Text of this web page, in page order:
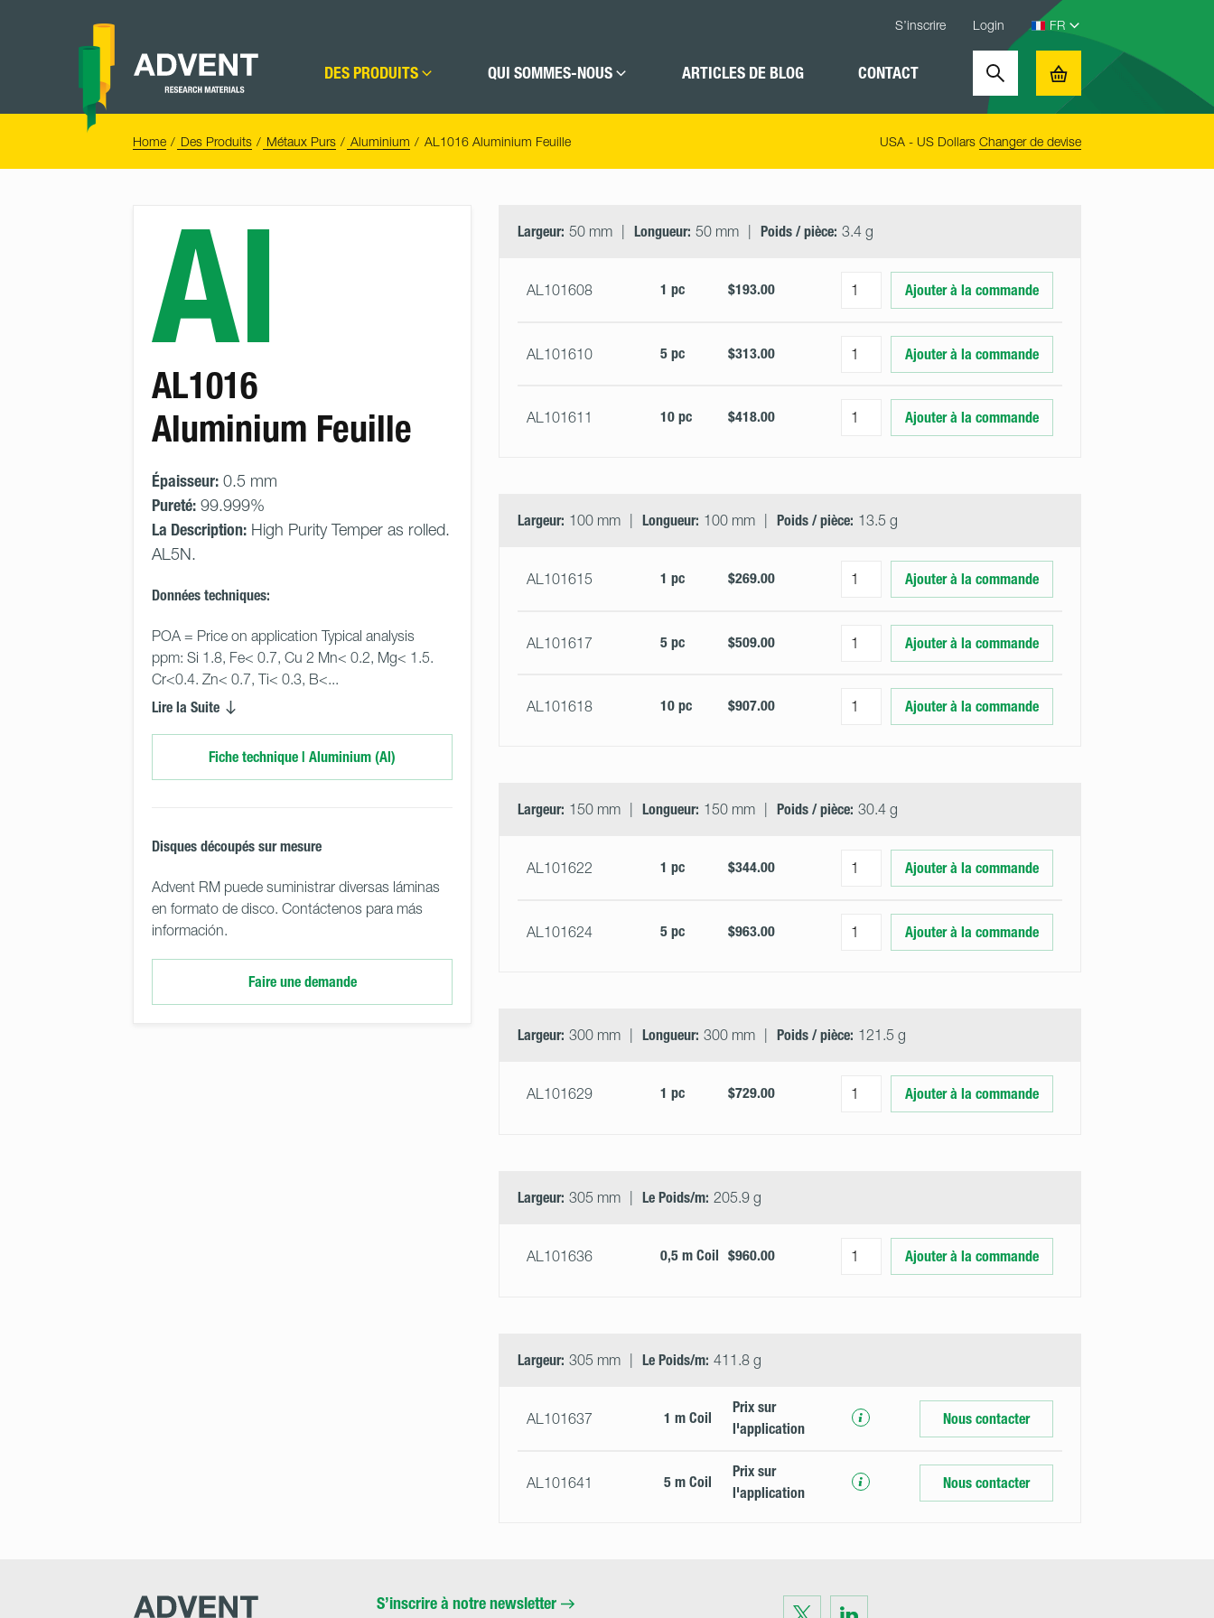
S’inscrire Login
DES PRODUITS QUI SOMMES-NOUS ARTICLES DE BLOG CONTACT Search Basket
Home Des Produits Métaux Purs Aluminium AL1016 Aluminium Feuille USA - US Dollars Changer de devise
Al
AL1016
Aluminium Feuille
Épaisseur: 0.5 mm
Pureté: 99.999%
La Description: High Purity Temper as rolled.
AL5N.
Données techniques:
POA = Price on application Typical analysis
ppm: Si 1.8, Fe< 0.7, Cu 2 Mn< 0.2, Mg< 1.5.
Cr<0.4. Zn< 0.7, Ti< 0.3, B<...
Lire la Suite
Fiche technique | Aluminium (Al)
Disques découpés sur mesure
Advent RM puede suministrar diversas láminas
en formato de disco. Contáctenos para más
información.
Faire une demande
QuantityLargeur: 50 mm Longueur: 50 mm Poids / pièce: 3.4 g
AL101608 1 pc $193.00 Ajouter à la commande
AL101610 5 pc $313.00 Ajouter à la commande
AL101611 10 pc $418.00 Ajouter à la commande
Largeur: 100 mm Longueur: 100 mm Poids / pièce: 13.5 g
AL101615 1 pc $269.00 Ajouter à la commande
AL101617 5 pc $509.00 Ajouter à la commande
AL101618 10 pc $907.00 Ajouter à la commande
Largeur: 150 mm Longueur: 150 mm Poids / pièce: 30.4 g
AL101622 1 pc $344.00 Ajouter à la commande
AL101624 5 pc $963.00 Ajouter à la commande
Largeur: 300 mm Longueur: 300 mm Poids / pièce: 121.5 g
AL101629 1 pc $729.00 Ajouter à la commande
Largeur: 305 mm Le Poids/m: 205.9 g
AL101636 0,5 m Coil $960.00 Ajouter à la commande
Largeur: 305 mm Le Poids/m: 411.8 g
AL101637 1 m Coil
Prix ​​sur
l'application
Nous contacter
AL101641 5 m Coil
Prix ​​sur
l'application
Nous contacter
S’inscrire à notre newsletter
Visit
Visit